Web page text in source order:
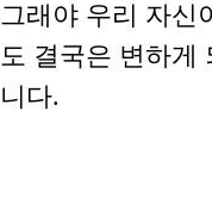
그래야 우리 자신
도 결국은 변하게
니다.